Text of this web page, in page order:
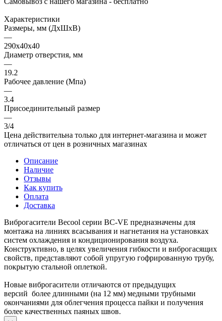
Характеристики
Размеры, мм (ДхШхВ)
—
290x40x40
Диаметр отверстия, мм
—
19.2
Рабочее давление (Мпа)
—
3.4
Присоединительный размер
—
3/4
Цена действительна только для интернет-магазина и может
отличаться от цен в розничных магазинах
Описание
Наличие
Отзывы
Как купить
Оплата
Доставка
Виброгасители Becool серии ВС-VE предназначены для
монтажа на линиях всасывания и нагнетания на установках
систем охлаждения и кондиционирования воздуха.
Конструктивно, в целях увеличения гибкости и виброгасящих
свойств, представляют cобой упругую гофрированную трубу,
покрытую стальной оплеткой.
Новые виброгасители отличаются от предыдущих
версий более длинными (на 12 мм) медными трубными
окончаниями для облегчения процесса пайки и получения
более качественных паяных швов.